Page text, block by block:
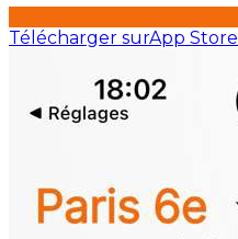
Télécharger surApp Store